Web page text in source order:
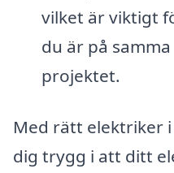
vilket är viktigt
du är på
projektet.
Med rätt elektriker
dig trygg i att ditt